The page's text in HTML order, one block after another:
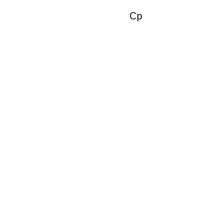
Ср